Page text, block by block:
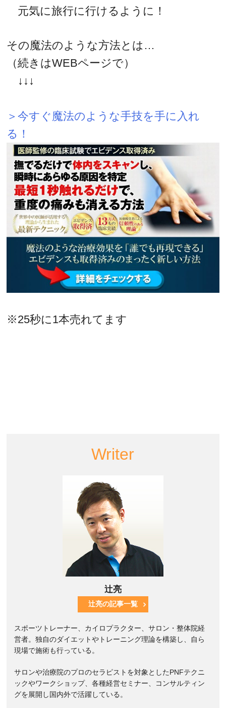
元気に旅行に行けるように！
その魔法のような方法とは…
（続きはWEBページで）
↓↓↓
＞今すぐ魔法のような手技を手に入れ
る！
※25秒に1本売れてます
Writer
辻亮
辻亮の記事一覧
スポーツトレーナー、カイロプラクター、サロン・整体院経
営者。独自のダイエットやトレーニング理論を構築し、自ら
現場で施術も行っている。
サロンや治療院のプロのセラピストを対象としたPNFテクニ
ックやワークショップ、各種経営セミナー、コンサルティン
グを展開し国内外で活躍している。